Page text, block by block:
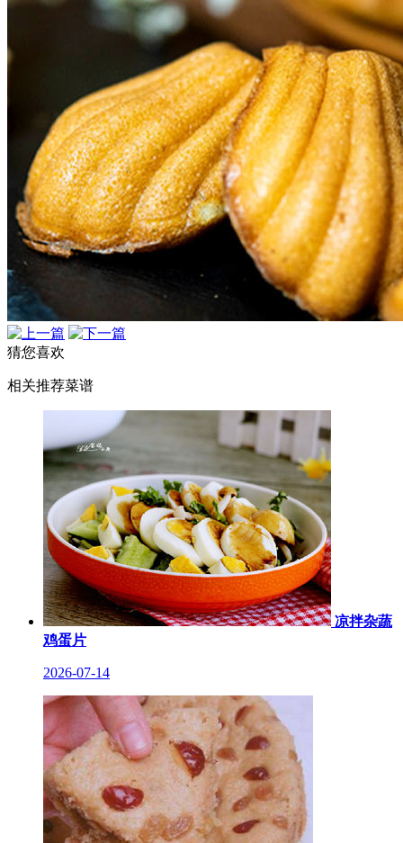
猜您喜欢
相关推荐菜谱
凉拌杂蔬
鸡蛋片
2026-07-14